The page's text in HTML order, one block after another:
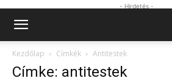
- Hirdetés -
Kezdőlap Címkék Antitestek
Címke: antitestek